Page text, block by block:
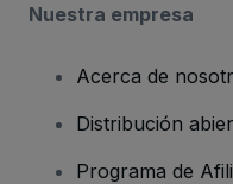
Nuestra empresa
Acerca de
Distribución
Programa de